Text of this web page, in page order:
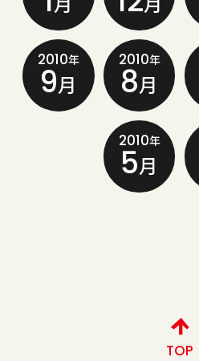
2010年
9月
2010年
8月
2010年
5月
TOP